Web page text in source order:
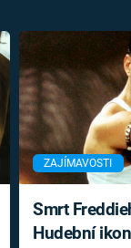
ZAJÍMAVOSTI
Smrt
Hudební